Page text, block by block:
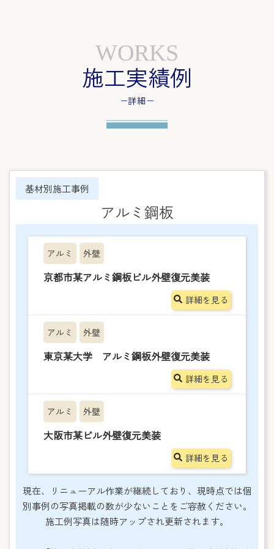
WORKS
施工実績例
−詳細−
基材別施工事例
アルミ鋼板
アルミ 外壁
京都市某アルミ鋼板ビル外壁復元美装
詳細を見る
アルミ 外壁
東京某大学 アルミ鋼板外壁復元美装
詳細を見る
アルミ 外壁
大阪市某ビル外壁復元美装
詳細を見る
現在、リニューアル作業が継続しており、現時点では個
別事例の写真掲載の数が少ないことをご容赦ください。
施工例写真は随時アップされ更新されます。